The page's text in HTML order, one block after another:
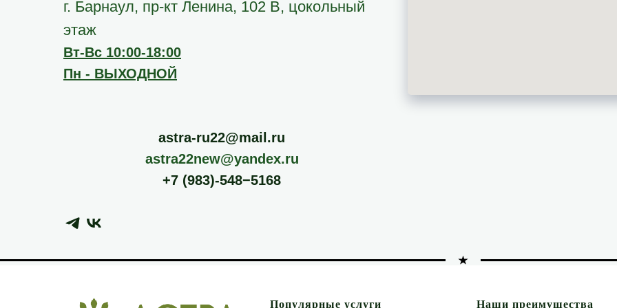
г. Барнаул, пр-кт Ленина, 102 В, цокольный
этаж
Вт-Вс 10:00-18:00
Пн - ВЫХОДНОЙ
astra-ru22@mail.ru
astra22new@yandex.ru
+7 (983)-548−5168
Популярные услуги Наши преимущества